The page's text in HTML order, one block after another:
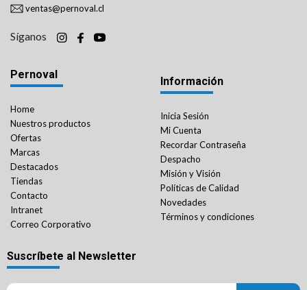
ventas@pernoval.cl
Síganos
Pernoval
Home
Nuestros productos
Ofertas
Marcas
Destacados
Tiendas
Contacto
Intranet
Correo Corporativo
Información
Inicia Sesión
Mi Cuenta
Recordar Contraseña
Despacho
Misión y Visión
Políticas de Calidad
Novedades
Términos y condiciones
Suscríbete al Newsletter